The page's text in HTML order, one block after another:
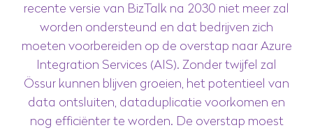
recente versie van BizTalk na 2030 niet meer zal
worden ondersteund en dat bedrijven zich
moeten voorbereiden op de overstap naar Azure
Integration Services (AIS). Zonder twijfel zal
Össur kunnen blijven groeien, het potentieel van
data ontsluiten, dataduplicatie voorkomen en
nog efficiënter te worden. De overstap moest